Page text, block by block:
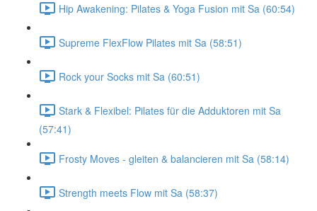
Hip Awakening: Pilates & Yoga Fusion mit Sa (60:54)
Supreme FlexFlow Pilates mit Sa (58:51)
Rock your Socks mit Sa (60:51)
Stark & Flexibel: Pilates für die Adduktoren mit Sa
(57:41)
Frosty Moves - gleiten & balancieren mit Sa (58:14)
Strength meets Flow mit Sa (58:37)